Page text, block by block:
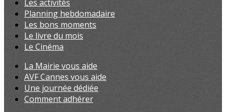
Les activités
Planning hebdomadaire
Les bons moments
Le livre du mois
Le Cinéma
La Mairie vous aide
AVF Cannes vous aide
Une journée dédiée
Comment adhérer